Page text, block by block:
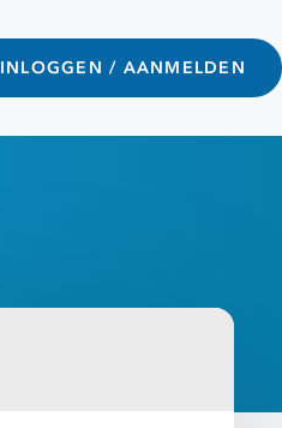
INLOGGEN / AANMELDEN